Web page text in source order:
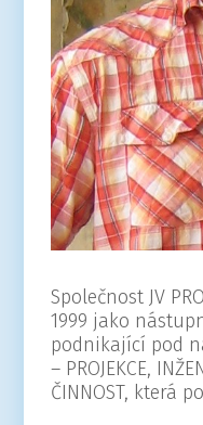
Společnost JV
1999 jako
podnikající pod
– PROJEKCE,
ČINNOST, která